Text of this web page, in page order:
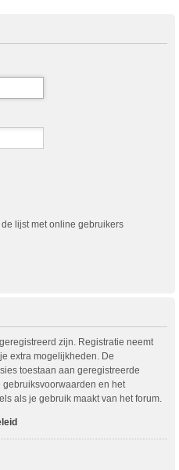
lijst met online gebruikers
zijn. Registratie neemt
extra mogelijkheden. De
toestaan aan geregistreerde
en het
als je gebruik maakt van het forum.